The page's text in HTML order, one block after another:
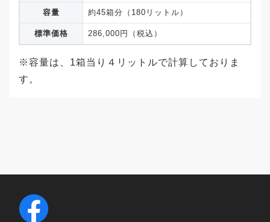
容量 約45箱分（180リットル）
標準価格 286,000円（税込）
※容量は、1箱当り４リットルで計算しておりま
す。